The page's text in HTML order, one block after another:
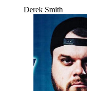
Derek Smith